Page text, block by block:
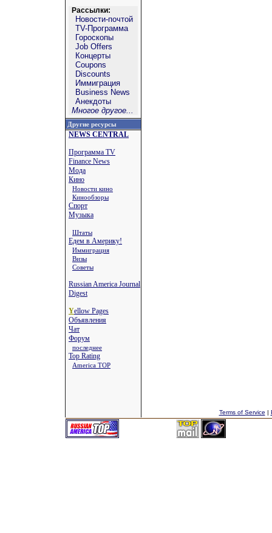
Рассылки:
Новости-почтой
TV-Программа
Гороскопы
Job Offers
Концерты
Coupons
Discounts
Иммиграция
Business News
Анекдоты
Многое другое...
Другие ресурсы
NEWS CENTRAL
Программа TV
Finance News
Мода
Кино
Новости кино
Кинообзоры
Спорт
Музыка
Штаты
Едем в Америку!
Иммиграция
Визы
Советы
Russian America Journal
Digest
Yellow Pages
Объявления
Чат
Форум
последнее
Top Rating
America TOP
Terms of Service |